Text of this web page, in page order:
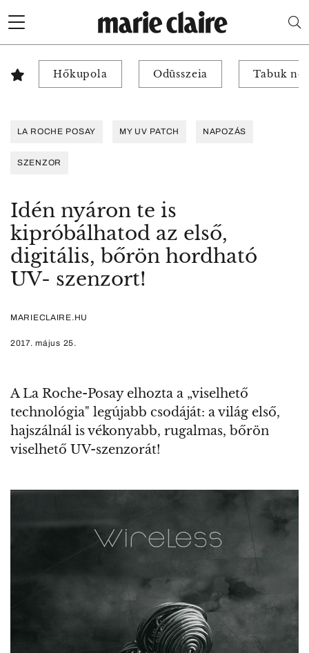
Hőkupola Odüsszeia Tabuk
LA ROCHE POSAY MY UV PATCH NAPOZÁS
SZENZOR
Idén nyáron te is
kipróbálhatod az első,
digitális, bőrön hordható
UV- szenzort!
MARIECLAIRE.HU
2017. május 25.
A La Roche-Posay elhozta a „viselhető
technológia" legújabb csodáját: a világ első,
hajszálnál is vékonyabb, rugalmas, bőrön
viselhető UV-szenzorát!